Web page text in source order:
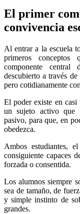
El primer
convivencia
Al entrar a la escuela
primeros
componente central
descubierto a través
pero cotidianamente
El poder existe en casi
un sujeto activo que
pasivo, para que, en
obedezca.
Ambos estudiantes,
consiguiente capaces
forzada o consentida.
Los alumnos siempre
sea de tamaño, de
y simple instinto de
grandes.